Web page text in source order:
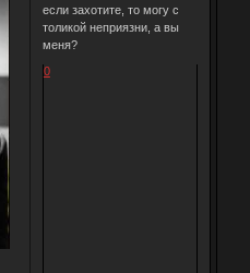
если захотите, то могу с
толикой неприязни, а вы
меня?
0